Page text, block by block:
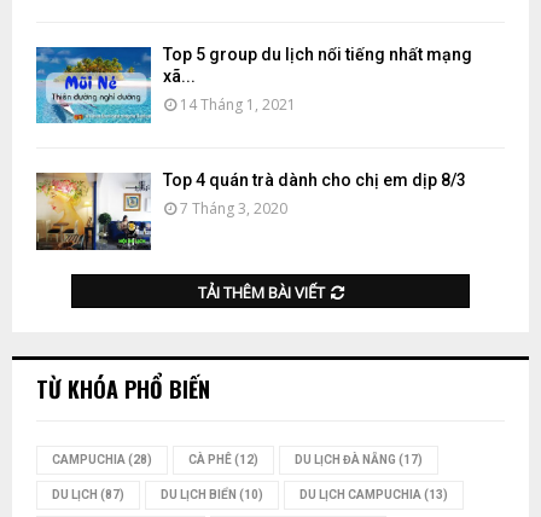
Top 5 group du lịch nổi tiếng nhất mạng
xã...
14 Tháng 1, 2021
Top 4 quán trà dành cho chị em dịp 8/3
7 Tháng 3, 2020
TẢI THÊM BÀI VIẾT
TỪ KHÓA PHỔ BIẾN
CAMPUCHIA (28) CÀ PHÊ(12) DU LỊCH ĐÀ NẴNG (17)
DU LỊCH (87) DU LỊCH BIỂN (10) DU LỊCH CAMPUCHIA (13)